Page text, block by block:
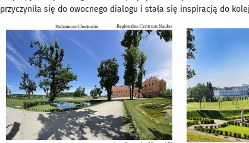
przyczyniła się do owocnego dialogu i stała się inspiracją do